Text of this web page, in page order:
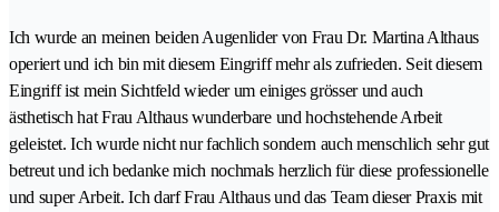
Ich wurde an meinen beiden Augenlider von Frau Dr. Martina Althaus
operiert und ich bin mit diesem Eingriff mehr als zufrieden. Seit diesem
Eingriff ist mein Sichtfeld wieder um einiges grösser und auch
ästhetisch hat Frau Althaus wunderbare und hochstehende Arbeit
geleistet. Ich wurde nicht nur fachlich sondern auch menschlich sehr gut
betreut und ich bedanke mich nochmals herzlich für diese professionelle
und super Arbeit. Ich darf Frau Althaus und das Team dieser Praxis mit